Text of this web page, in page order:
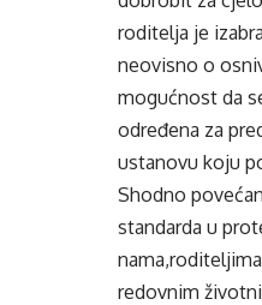
roditelja je
neovisno o
mogućnost da
određena za
ustanovu koju
Shodno
standarda u
redovnim